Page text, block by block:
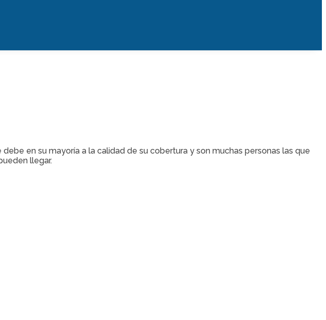
en su mayoría a la calidad de su cobertura y son muchas personas las que
llegar.